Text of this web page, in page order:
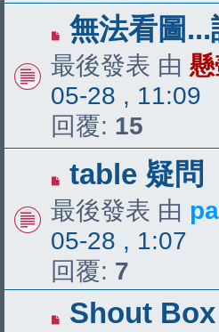
無法看圖
最後發表 由
05-28 , 11:09
回覆: 15
table 疑問
最後發表 由
05-28 , 1:07
回覆: 7
Shout Box